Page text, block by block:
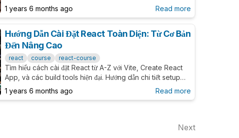
configuration, đến sử dụng components và best practices
cho modern UI development.
1 years 6 months ago Read more
Hướng Dẫn Cài Đặt React Toàn Diện: Từ Cơ Bản
Đến Nâng Cao
react course react-course
Tìm hiểu cách cài đặt React từ A-Z với Vite, Create React
App, và các build tools hiện đại. Hướng dẫn chi tiết setup
môi trường development, cấu hình project và best
practices cho React developers.
1 years 6 months ago Read more
Next